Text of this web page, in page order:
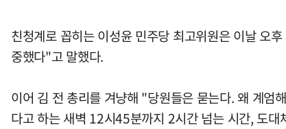
친청계로 꼽히는 이성윤 민주당 최고위원은 이날 오
중했다"고 말했다.
이어 김 전 총리를 겨냥해 "당원들은 묻는다. 왜 계
다고 하는 새벽 12시45분까지 2시간 넘는 시간, 도